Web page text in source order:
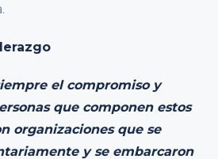
el compromiso y
que componen estos
organizaciones que se
y se embarcaron